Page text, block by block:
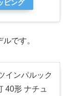
ピング
です。
インパルック
40形 ナチュ